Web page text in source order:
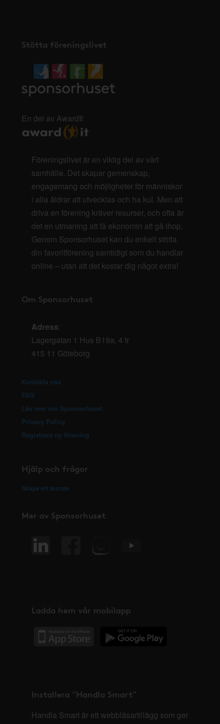
Stötta föreningslivet
En del av AwardIt
Föreningslivet är en viktig del av vårt
samhälle. Det skapar gemenskap,
engagemang och möjligheter för människor
i alla åldrar att utvecklas och ha kul. Men att
driva en förening kräver resurser, och ofta är
det en utmaning att få ekonomin att gå ihop.
Genom Sponsorhuset kan du enkelt stötta
din favoritförening samtidigt som du handlar
online – utan att det kostar dig något extra!
Om Sponsorhuset
Adress:
Lagergatan 1 Hus B19a, 4 tr
415 11 Göteborg
Kontakta oss
FAQ
Läs mer om Sponsorhuset
Privacy Policy
Registrera ny förening
Hjälp och frågor
Skapa ett ärende
Mer av Sponsorhuset
Ladda hem vår mobilapp
Installera "Handla Smart"
Handla Smart är ett webbläsartillägg som ger